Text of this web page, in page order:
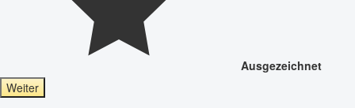
Ausgezeichnet
Weiter